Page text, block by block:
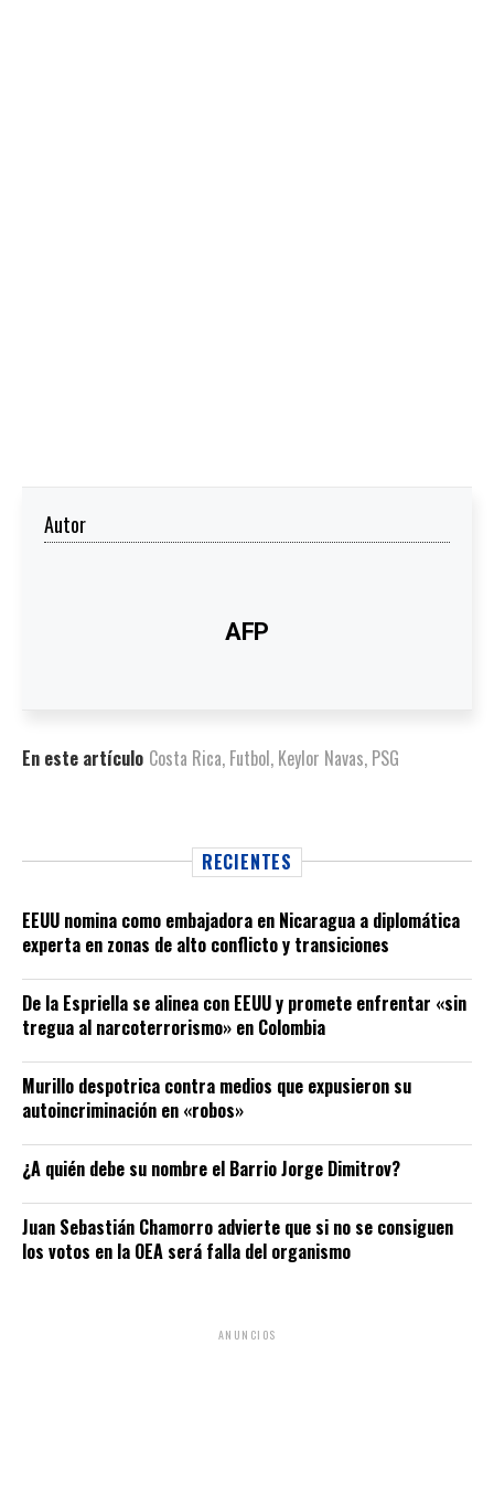
Autor
AFP
En este artículo Costa Rica, Futbol, Keylor Navas, PSG
RECIENTES
EEUU nomina como embajadora en Nicaragua a diplomática
experta en zonas de alto conflicto y transiciones
De la Espriella se alinea con EEUU y promete enfrentar «sin
tregua al narcoterrorismo» en Colombia
Murillo despotrica contra medios que expusieron su
autoincriminación en «robos»
¿A quién debe su nombre el Barrio Jorge Dimitrov?
Juan Sebastián Chamorro advierte que si no se consiguen
los votos en la OEA será falla del organismo
ANUNCIOS